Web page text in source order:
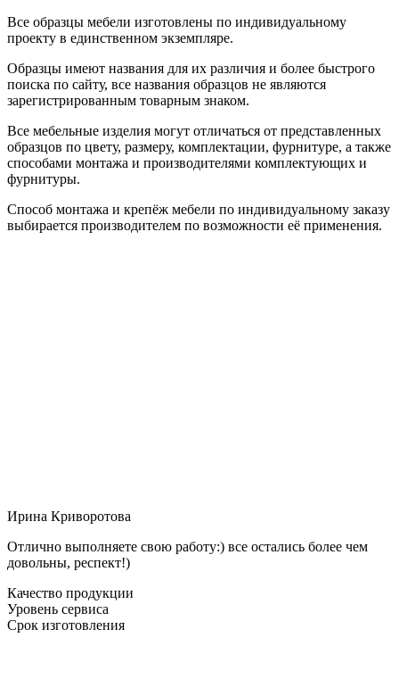
Все образцы мебели изготовлены по индивидуальному
проекту в единственном экземпляре.
Образцы имеют названия для их различия и более быстрого
поиска по сайту, все названия образцов не являются
зарегистрированным товарным знаком.
Все мебельные изделия могут отличаться от представленных
образцов по цвету, размеру, комплектации, фурнитуре, а также
способами монтажа и производителями комплектующих и
фурнитуры.
Способ монтажа и крепёж мебели по индивидуальному заказу
выбирается производителем по возможности её применения.
Ирина Криворотова
Отлично выполняете свою работу:) все остались более чем
довольны, респект!)
Качество продукции
Уровень сервиса
Срок изготовления